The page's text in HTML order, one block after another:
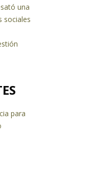
una
sociales
para